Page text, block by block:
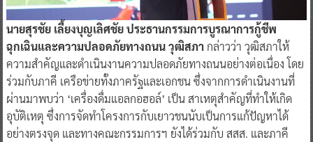
นายสุรชัย เลี้ยงบุญเลิศชัย ประธานกรรมการบูรณาการกู้ชีพ
ฉุกเฉินและความปลอดภัยทางถนน วุฒิสภากล่าวว่า วุฒิสภาให้
ความสำคัญและดำเนินงานความปลอดภัยทางถนนอย่างต่อเนื่อง โดย
ร่วมกับภาคี เครือข่ายทั้งภาครัฐและเอกชน ซึ่งจากการดำเนินงานที่
ผ่านมาพบว่า ‘เครื่องดื่มแอลกอฮอล์’ เป็น สาเหตุสำคัญที่ทำให้เกิด
อุบัติเหตุ ซึ่งการจัดทำโครงการกับเยาวชนนับเป็นการแก้ปัญหาได้
อย่างตรงจุด และทางคณะกรรมการฯ ยังได้ร่วมกับ สสส. และภาคี